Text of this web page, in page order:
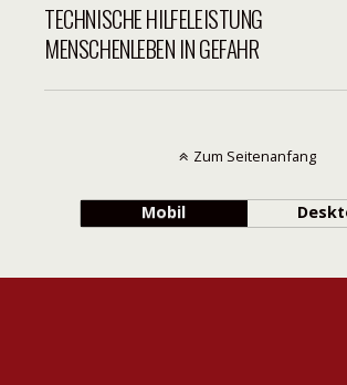
TECHNISCHE HILFELEISTUNG
MENSCHENLEBEN IN GEFAHR
Zum Seitenanfang
Mobil